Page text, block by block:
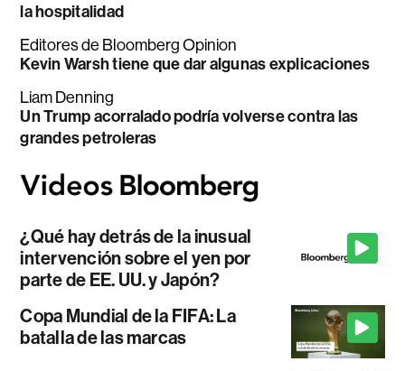
la hospitalidad
Editores de Bloomberg Opinion
Kevin Warsh tiene que dar algunas explicaciones
Liam Denning
Un Trump acorralado podría volverse contra las
grandes petroleras
¿Qué hay detrás de la inusual
intervención sobre el yen por
parte de EE. UU. y Japón?
Copa Mundial de la FIFA: La
batalla de las marcas